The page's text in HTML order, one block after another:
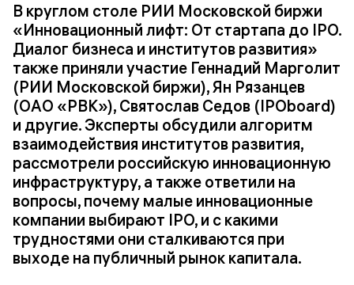
В круглом столе РИИ Московской биржи
«Инновационный лифт: От стартапа до IPO.
Диалог бизнеса и институтов развития»
также приняли участие Геннадий Марголит
(РИИ Московской биржи), Ян Рязанцев
(ОАО «РВК»), Святослав Седов (IPOboard)
и другие. Эксперты обсудили алгоритм
взаимодействия институтов развития,
рассмотрели российскую инновационную
инфраструктуру, а также ответили на
вопросы, почему малые инновационные
компании выбирают IPO, и с какими
трудностями они сталкиваются при
выходе на публичный рынок капитала.